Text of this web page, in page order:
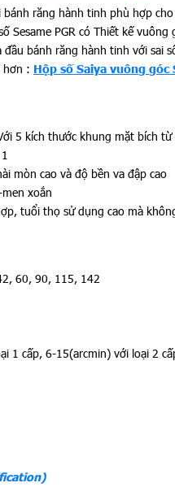
răng hành tinh phù hợp
Sesame PGR có Thiết kế
bánh răng hành tinh với sai
hơn : Hộp số Saiya vuông góc
5 kích thước khung mặt bích
mòn cao và độ bền va đập cao
xoắn
tuổi thọ sử dụng cao mà
60, 90, 115, 142
1 cấp, 6-15(arcmin) với loại 2